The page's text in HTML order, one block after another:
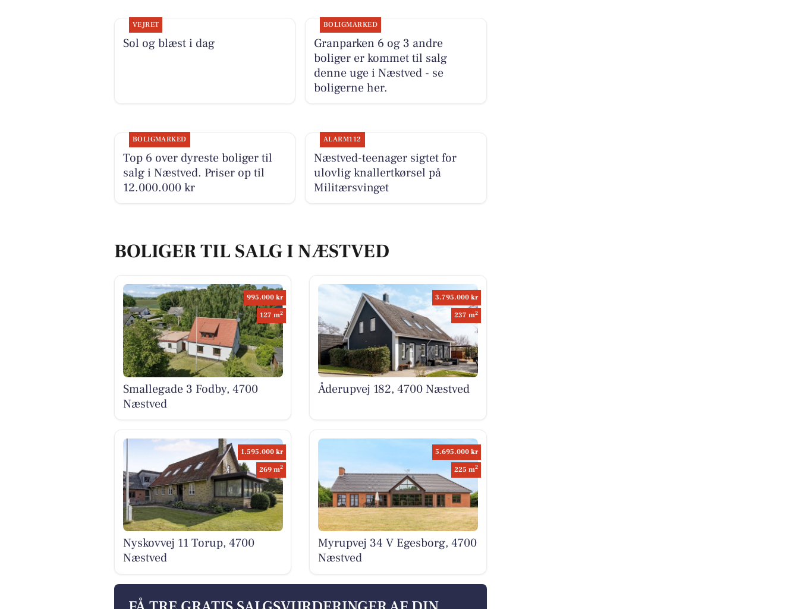
VEJRET
Sol og blæst i dag
BOLIGMARKED
Granparken 6 og 3 andre
boliger er kommet til salg
denne uge i Næstved - se
boligerne her.
BOLIGMARKED
Top 6 over dyreste boliger til
salg i Næstved. Priser op til
12.000.000 kr
ALARM112
Næstved-teenager sigtet for
ulovlig knallertkørsel på
Militærsvinget
BOLIGER TIL SALG I NÆSTVED
995.000 kr
127 m2
Smallegade 3 Fodby, 4700
Næstved
3.795.000 kr
237 m2
Åderupvej 182, 4700 Næstved
1.595.000 kr
269 m2
Nyskovvej 11 Torup, 4700
Næstved
5.695.000 kr
225 m2
Myrupvej 34 V Egesborg, 4700
Næstved